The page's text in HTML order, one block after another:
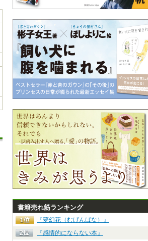
書籍売れ筋ランキング
『夢幻花（むげんばな）』
『感情的にならない本』